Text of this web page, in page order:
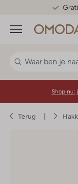
Menu
Shop nu:
Terug